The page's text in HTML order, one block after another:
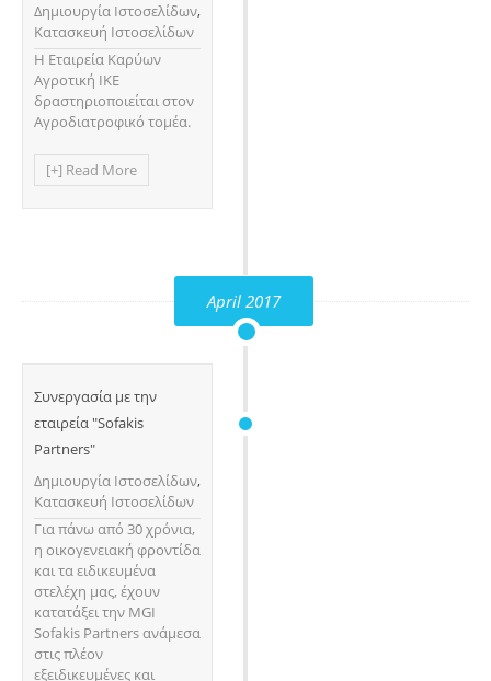
Δημιουργία Ιστοσελίδων,
Κατασκευή Ιστοσελίδων
H Εταιρεία Καρύων
Αγροτική ΙΚΕ
δραστηριοποιείται στον
Αγροδιατροφικό τομέα.
[+] Read More
April 2017
Συνεργασία με την
εταιρεία "Sofakis
Partners"
Δημιουργία Ιστοσελίδων,
Κατασκευή Ιστοσελίδων
Για πάνω από 30 χρόνια,
η οικογενειακή φροντίδα
και τα ειδικευμένα
στελέχη μας, έχουν
κατατάξει την MGI
Sofakis Partners ανάμεσα
στις πλέον
εξειδικευμένες και